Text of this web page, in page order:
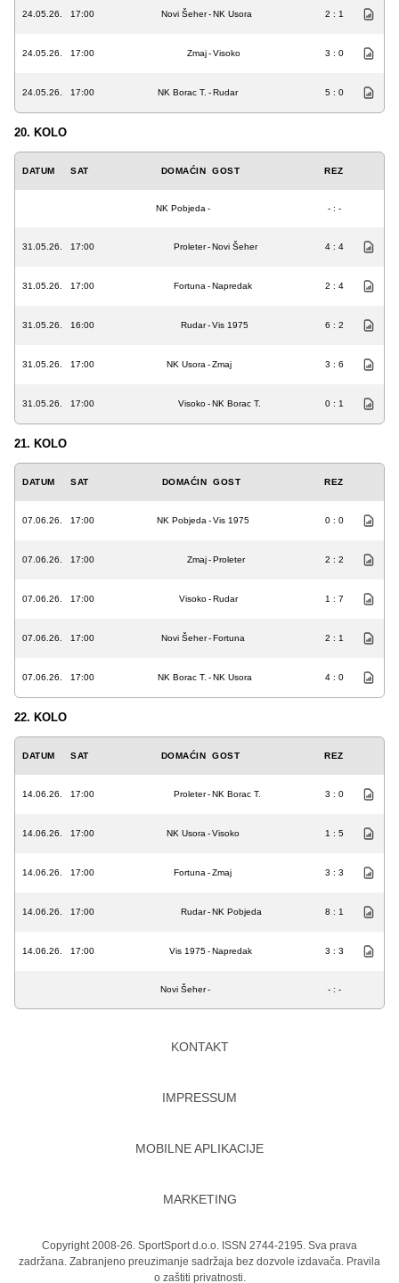
24.05.26. 17:00 Novi Šeher-NK Usora 2 : 1
24.05.26. 17:00 Zmaj-Visoko 3 : 0
24.05.26. 17:00 NK Borac T. -Rudar 5 : 0
20. KOLO
DATUM SAT DOMAĆIN GOST REZ
NK Pobjeda - - : -
31.05.26. 17:00 Proleter-Novi Šeher 4 : 4
31.05.26. 17:00 Fortuna -Napredak 2 : 4
31.05.26. 16:00 Rudar-Vis 1975 6 : 2
31.05.26. 17:00 NK Usora -Zmaj 3 : 6
31.05.26. 17:00 Visoko-NK Borac T. 0 : 1
21. KOLO
DATUM SAT DOMAĆIN GOST REZ
07.06.26. 17:00 NK Pobjeda -Vis 1975 0 : 0
07.06.26. 17:00 Zmaj-Proleter 2 : 2
07.06.26. 17:00 Visoko-Rudar 1 : 7
07.06.26. 17:00 Novi Šeher-Fortuna 2 : 1
07.06.26. 17:00 NK Borac T. -NK Usora 4 : 0
22. KOLO
DATUM SAT DOMAĆIN GOST REZ
14.06.26. 17:00 Proleter-NK Borac T. 3 : 0
14.06.26. 17:00 NK Usora -Visoko 1 : 5
14.06.26. 17:00 Fortuna -Zmaj 3 : 3
14.06.26. 17:00 Rudar-NK Pobjeda 8 : 1
14.06.26. 17:00 Vis 1975-Napredak 3 : 3
Novi Šeher- - : -
KONTAKT
IMPRESSUM
MOBILNE APLIKACIJE
MARKETING
Copyright 2008-26. SportSport d.o.o. ISSN 2744-2195. Sva prava
zadržana. Zabranjeno preuzimanje sadržaja bez dozvole izdavača. Pravila
o zaštiti privatnosti.